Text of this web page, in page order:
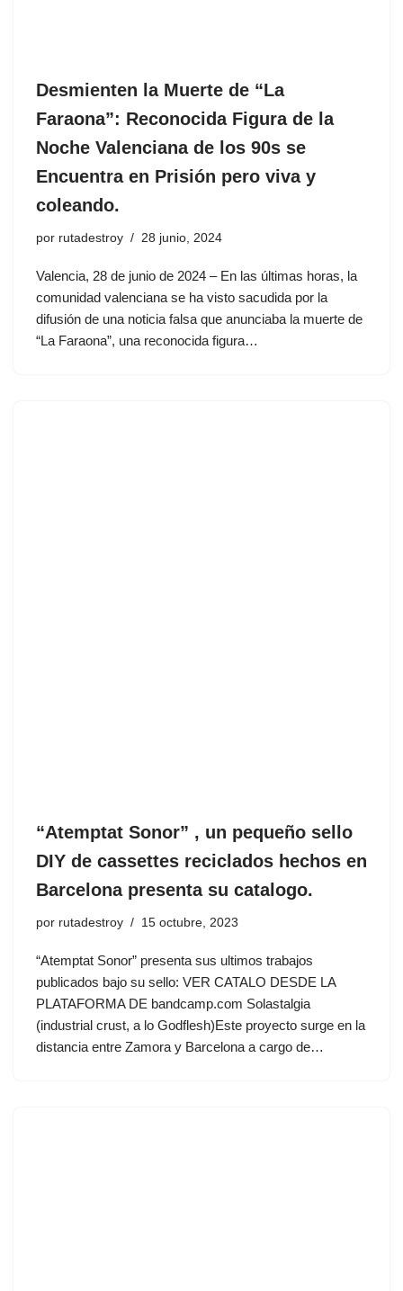
Desmienten la Muerte de “La
Faraona”: Reconocida Figura de la
Noche Valenciana de los 90s se
Encuentra en Prisión pero viva y
coleando.
por rutadestroy 28 junio, 2024
Valencia, 28 de junio de 2024 – En las últimas horas, la
comunidad valenciana se ha visto sacudida por la
difusión de una noticia falsa que anunciaba la muerte de
“La Faraona”, una reconocida figura…
“Atemptat Sonor” , un pequeño sello
DIY de cassettes reciclados hechos en
Barcelona presenta su catalogo.
por rutadestroy 15 octubre, 2023
“Atemptat Sonor” presenta sus ultimos trabajos
publicados bajo su sello: VER CATALO DESDE LA
PLATAFORMA DE bandcamp.com Solastalgia
(industrial crust, a lo Godflesh)Este proyecto surge en la
distancia entre Zamora y Barcelona a cargo de…